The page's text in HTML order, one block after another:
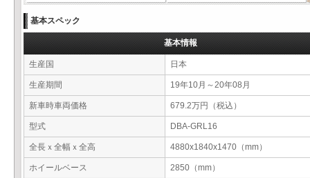
基本スペック
基本情報
生産国 日本
生産期間 19年10月～20年08月
新車時車両価格 679.2万円（税込）
型式 DBA-GRL16
全長ｘ全幅ｘ全高 4880x1840x1470（mm）
ホイールベース 2850（mm）